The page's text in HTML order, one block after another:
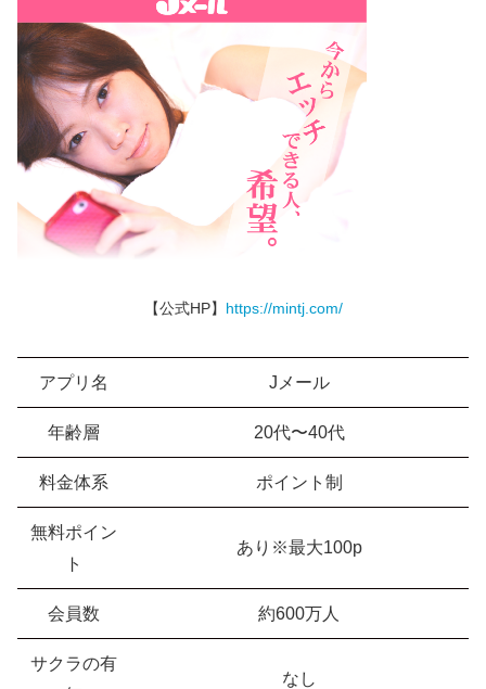
【公式HP】 https://mintj.com/
アプリ名 Jメール
年齢層 20代〜40代
料金体系 ポイント制
無料ポイン
ト
あり※最大100p
会員数 約600万人
サクラの有
なし